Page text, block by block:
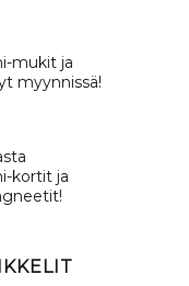
mukit ja
myynnissä!
kortit ja